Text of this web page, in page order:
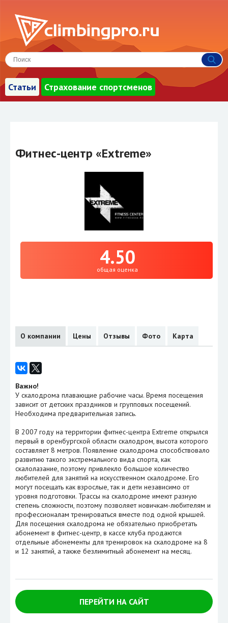
Статьи Страхование спортсменов
Фитнес-центр «Extreme»
4.50
общая оценка
О компании Цены Отзывы Фото Карта
Важно!
У скалодрома плавающие рабочие часы. Время посещения
зависит от детских праздников и групповых посещений.
Необходима предварительная запись.
В 2007 году на территории фитнес-центра Extreme открылся
первый в оренбургской области скалодром, высота которого
составляет 8 метров. Появление скалодрома способствовало
развитию такого экстремального вида спорта, как
скалолазание, поэтому привлекло большое количество
любителей для занятий на искусственном скалодроме. Его
могут посещать как взрослые, так и дети независимо от
уровня подготовки. Трассы на скалодроме имеют разную
степень сложности, поэтому позволяет новичкам-любителям и
профессионалам тренироваться вместе под одной крышей.
Для посещения скалодрома не обязательно приобретать
абонемент в фитнес-центр, в кассе клуба продаются
отдельные абонементы для тренировок на скалодроме на 8
и 12 занятий, а также безлимитный абонемент на месяц.
ПЕРЕЙТИ НА САЙТ